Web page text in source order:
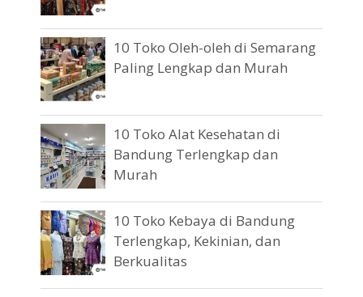
10 Toko Oleh-oleh di Semarang
Paling Lengkap dan Murah
10 Toko Alat Kesehatan di
Bandung Terlengkap dan
Murah
10 Toko Kebaya di Bandung
Terlengkap, Kekinian, dan
Berkualitas